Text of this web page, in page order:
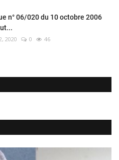
n° 06/020 du 10 octobre 2006
2020 0 46